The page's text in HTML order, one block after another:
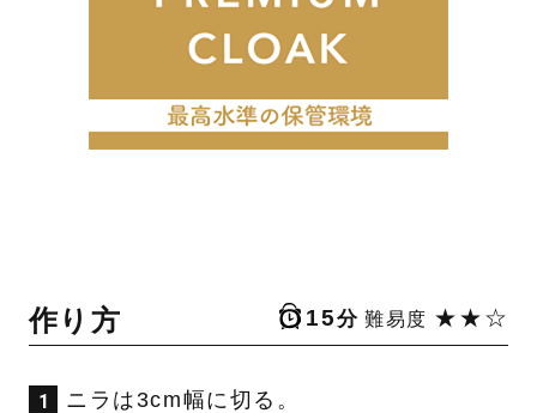
作り方 15分 難易度 ★★☆
ニラは3cm幅に切る。